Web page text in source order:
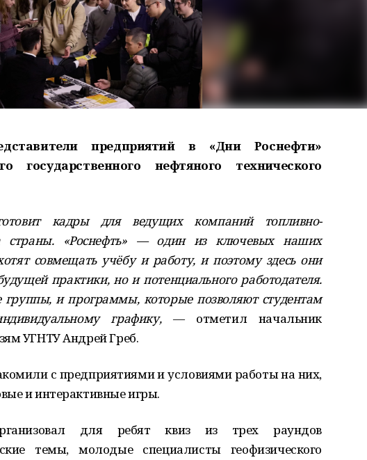
предприятий в «Дни Роснефти»
нефтяного технического
кадры для ведущих компаний топливно-
страны. «Роснефть» — один из ключевых наших
совмещать учёбу и работу, и поэтому здесь они
практики, но и потенциального работодателя.
группы, и программы, которые позволяют студентам
графику,— отметил начальник
УГНТУ Андрей Греб.
с предприятиями и условиями работы на них,
и интерактивные игры.
для ребят квиз из трех раундов
темы, молодые специалисты геофизического